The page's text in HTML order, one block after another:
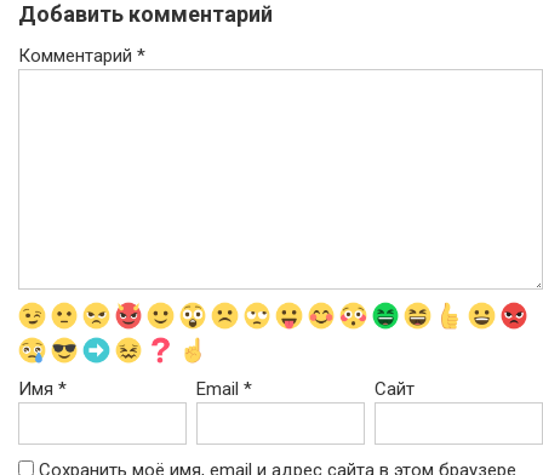
Добавить комментарий
Комментарий *
Имя * Email* Сайт
Сохранить моё имя, email и адрес сайта в этом браузере